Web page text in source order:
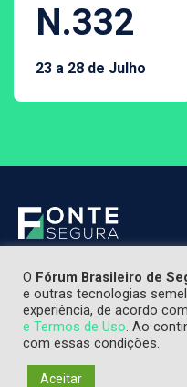
N.332
23 a 28 de Julho
O Fórum Brasileiro de
e outras tecnologias
experiência, de acordo
e Termos de Uso. Ao
com essas condições.
Aceitar